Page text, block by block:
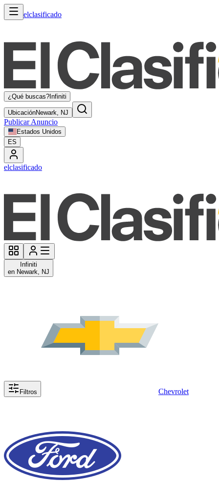
elclasificado
¿Qué buscas? Infiniti
UbicaciónNewark, NJ
Publicar Anuncio
Estados Unidos
ES
elclasificado
Infiniti
en Newark, NJ
Filtros Chevrolet